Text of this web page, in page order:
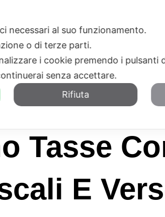
CHI SIAMO SERVIZI
Tasse
E
necessari al suo funzionamento.
o di terze parti.
i cookie premendo i pulsanti
senza accettare.
Rifiuta